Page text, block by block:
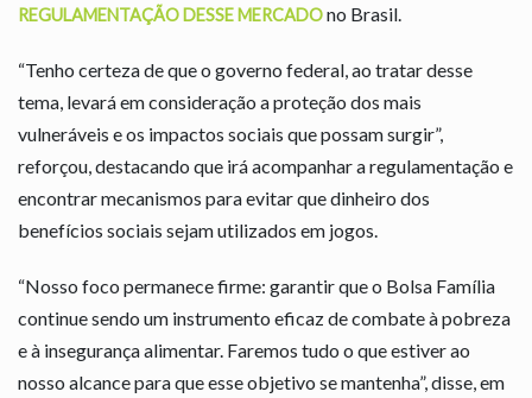
REGULAMENTAÇÃO DESSE MERCADOno Brasil.
“Tenho certeza de que o governo federal, ao tratar desse
tema, levará em consideração a proteção dos mais
vulneráveis e os impactos sociais que possam surgir”,
reforçou, destacando que irá acompanhar a regulamentação e
encontrar mecanismos para evitar que dinheiro dos
benefícios sociais sejam utilizados em jogos.
“Nosso foco permanece firme: garantir que o Bolsa Família
continue sendo um instrumento eficaz de combate à pobreza
e à insegurança alimentar. Faremos tudo o que estiver ao
nosso alcance para que esse objetivo se mantenha”, disse, em